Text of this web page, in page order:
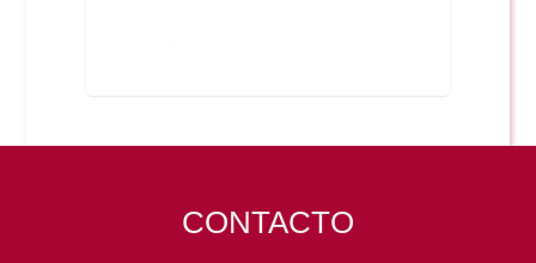
CONTACTO